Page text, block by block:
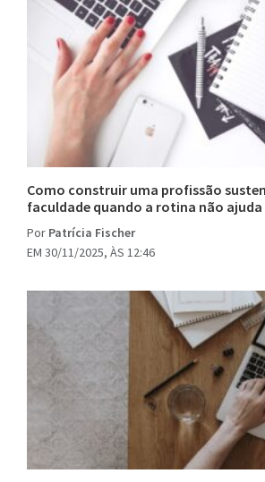
Como construir uma profissão
faculdade quando a rotina não ajuda
Por Patrícia Fischer
EM 30/11/2025, ÀS 12:46